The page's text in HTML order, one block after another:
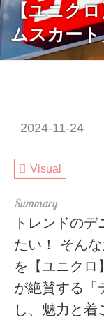
【ユニク
ムスカート
2024-11-24
Visual
トレンドの
たい！ そん
を【ユニクロ
が絶賛する「
し、魅力と着